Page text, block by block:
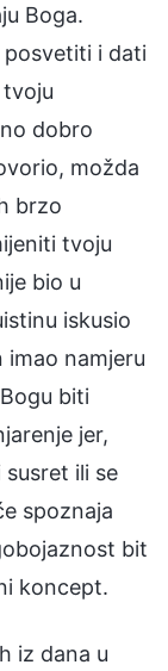
Boga.
posvetiti i dati
dobro
možda
brzo
tvoju
bio u
iskusio
imao namjeru
biti
jer,
ili se
spoznaja
bit
koncept.
iz dana u